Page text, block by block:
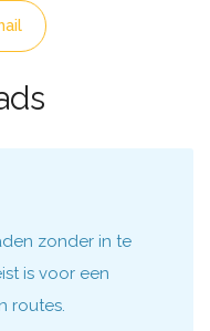
zonder in te
is voor een
routes.